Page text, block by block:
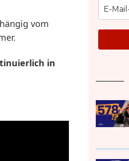
vom
in